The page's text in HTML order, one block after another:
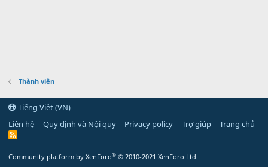
Thành viên
Tiếng Việt (VN)
Liên hệ
Quy định và Nội quy Privacy policy Trợ giúp Trang chủ
R
Community platform by XenForo® © 2010-2021 XenForo Ltd.